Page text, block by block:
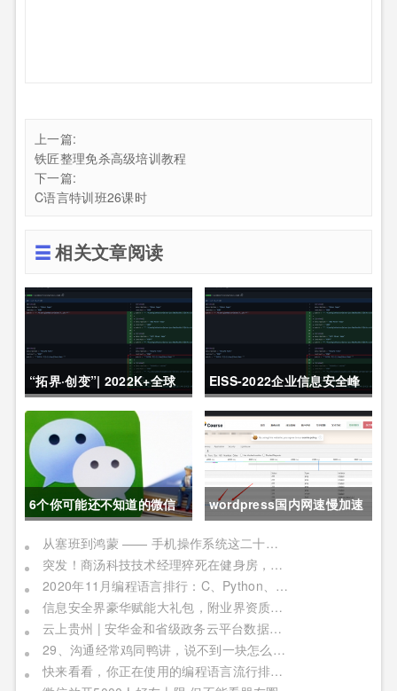
上一篇:
铁匠整理免杀高级培训教程
下一篇:
C语言特训班26课时
相关文章阅读
“拓界·创变”| 2022K+全球
软件研发行业创新峰会上海
站敬请期待！
EISS-2022企业信息安全峰
会之深圳站 10月28日成功
举办
6个你可能还不知道的微信
冷知识，每一个都令人相见
恨晚
wordpress国内网速慢加速
及防DDOS攻击快速CF切换
教程
从塞班到鸿蒙 —— 手机操作系统这二十年历程
突发！商汤科技技术经理猝死在健身房，网友：996福报何时是个头
2020年11月编程语言排行：C、Python、Java
信息安全界豪华赋能大礼包，附业界资质证书备考指南！
云上贵州 | 安华金和省级政务云平台数据安全实践
29、沟通经常鸡同鸭讲，说不到一块怎么办？
快来看看，你正在使用的编程语言流行排行榜！别被时代淘汰了